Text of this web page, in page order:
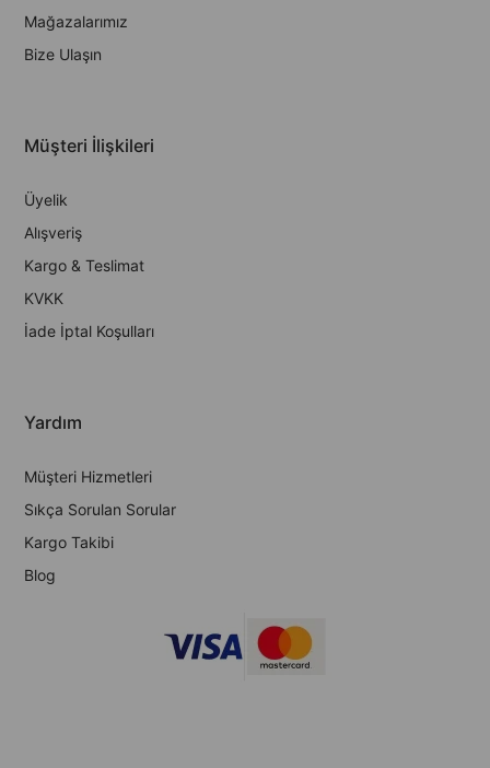
Mağazalarımız
Bize Ulaşın
Müşteri İlişkileri
Üyelik
Alışveriş
Kargo & Teslimat
KVKK
İade İptal Koşulları
Yardım
Müşteri Hizmetleri
Sıkça Sorulan Sorular
Kargo Takibi
Blog